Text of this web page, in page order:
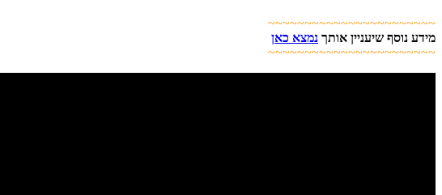
~~~~~~~~~~~~~~~~~~~~~~~
מידע נוסף שיעניין אותך נמצא כאן
~~~~~~~~~~~~~~~~~~~~~~~